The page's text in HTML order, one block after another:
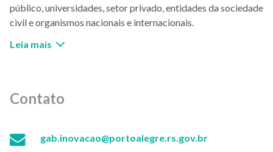
público, universidades, setor privado, entidades da sociedade
civil e organismos nacionais e internacionais.
Leia mais
Contato
E-
gab.inovacao@portoalegre.rs.gov.br